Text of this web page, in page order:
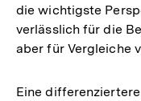
die wichtigste
verlässlich für die
aber für Vergleiche
Eine